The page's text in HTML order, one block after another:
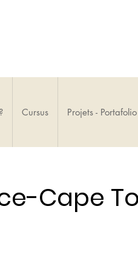
Cursus Projets - Portafolio
Cape